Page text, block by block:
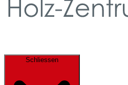
Schliessen